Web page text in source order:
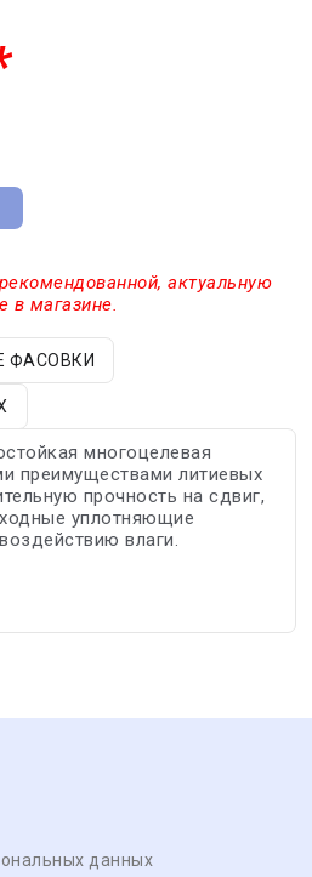
актуальную
в магазине.
ФАСОВКИ
многоцелевая
преимуществами литиевых
прочность на сдвиг,
уплотняющие
влаги.
данных